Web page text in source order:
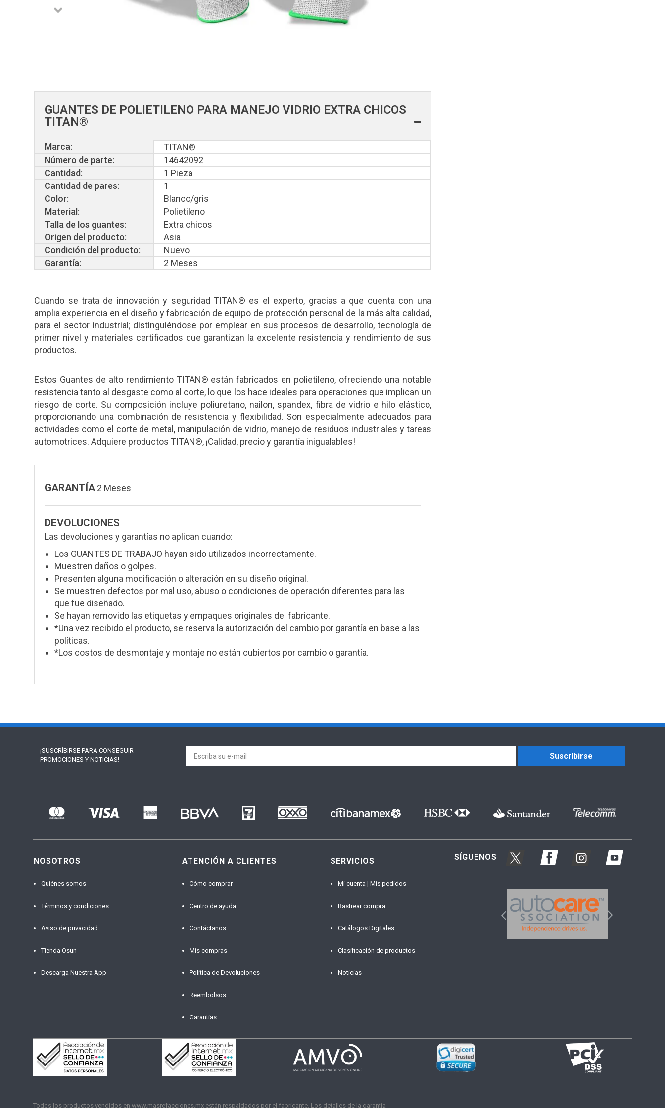
GUANTES DE POLIETILENO PARA MANEJO VIDRIO EXTRA CHICOS
TITAN®
Marca:
TITAN®
Número de parte:
14642092
Cantidad:
1 Pieza
Cantidad de pares:
1
Color:
Blanco/gris
Material:
Polietileno
Talla de los guantes:
Extra chicos
Origen del producto:
Asia
Condición del producto:
Nuevo
Garantía:
2 Meses
Cuando se trata de innovación y seguridad TITAN® es el experto, gracias a que cuenta con una
amplia experiencia en el diseño y fabricación de equipo de protección personal de la más alta calidad,
para el sector industrial; distinguiéndose por emplear en sus procesos de desarrollo, tecnología de
primer nivel y materiales certificados que garantizan la excelente resistencia y rendimiento de sus
productos.
Estos Guantes de alto rendimiento TITAN® están fabricados en polietileno, ofreciendo una notable
resistencia tanto al desgaste como al corte, lo que los hace ideales para operaciones que implican un
riesgo de corte. Su composición incluye poliuretano, nailon, spandex, fibra de vidrio e hilo elástico,
proporcionando una combinación de resistencia y flexibilidad. Son especialmente adecuados para
actividades como el corte de metal, manipulación de vidrio, manejo de residuos industriales y tareas
automotrices. Adquiere productos TITAN®, ¡Calidad, precio y garantía inigualables!
GARANTÍA 2 Meses
DEVOLUCIONES
Las devoluciones y garantías no aplican cuando:
Los GUANTES DE TRABAJO hayan sido utilizados incorrectamente.
Muestren daños o golpes.
Presenten alguna modificación o alteración en su diseño original.
Se muestren defectos por mal uso, abuso o condiciones de operación diferentes para las
que fue diseñado.
Se hayan removido las etiquetas y empaques originales del fabricante.
*Una vez recibido el producto, se reserva la autorización del cambio por garantía en base a las
políticas.
*Los costos de desmontaje y montaje no están cubiertos por cambio o garantía.
¡SUSCRÍBIRSE PARA CONSEGUIR
PROMOCIONES Y NOTICIAS!
Suscríbirse
NOSOTROS
Quiénes somos
Términos y condiciones
Aviso de privacidad
Tienda Osun
Descarga Nuestra App
ATENCIÓN A CLIENTES
Cómo comprar
Centro de ayuda
Contáctanos
Mis compras
Política de Devoluciones
Reembolsos
Garantías
SERVICIOS
Mi cuenta | Mis pedidos
Rastrear compra
Catálogos Digitales
Clasificación de productos
Noticias
SÍGUENOS
Todos los productos vendidos en www.masrefacciones.mx están respaldados por el fabricante. Los detalles de la garantía